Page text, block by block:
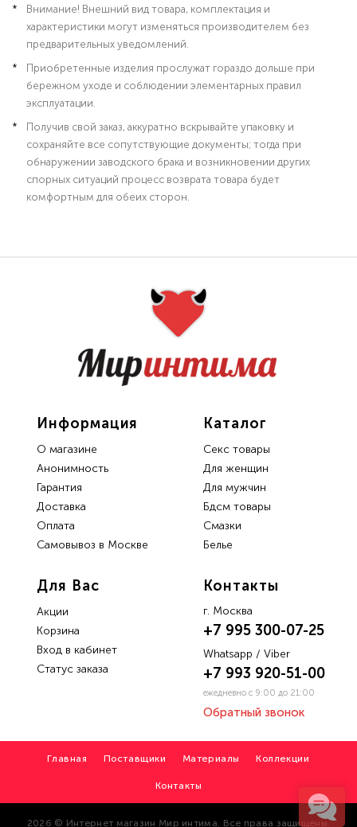
Внимание! Внешний вид товара, комплектация и
характеристики могут изменяться производителем без
предварительных уведомлений.
Приобретенные изделия прослужат гораздо дольше при
бережном уходе и соблюдении элементарных правил
эксплуатации.
Получив свой заказ, аккуратно вскрывайте упаковку и
сохраняйте все сопутствующие документы; тогда при
обнаружении заводского брака и возникновении других
спорных ситуаций процесс возврата товара будет
комфортным для обеих сторон.
Каталог
Секс товары
Для женщин
Для мужчин
Бдсм товары
Смазки
Белье
Информация
О магазине
Анонимность
Гарантия
Доставка
Oплата
Самовывоз в Москве
Для Вас
Акции
Корзина
Вход в кабинет
Статус заказа
Контакты
г. Москва
+7 995 300-07-25
+7 993 920-51-00
Whatsapp / Viber
ежедневно с 9:00 до 21:00
Обратный звонок
Главная Поставщики Материалы Коллекции
Контакты
2026 © Интернет магазин Мир интима. Все права защищены.